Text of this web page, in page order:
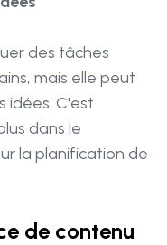
des tâches
mais elle peut
idées. C'est
dans le
la planification de
de contenu